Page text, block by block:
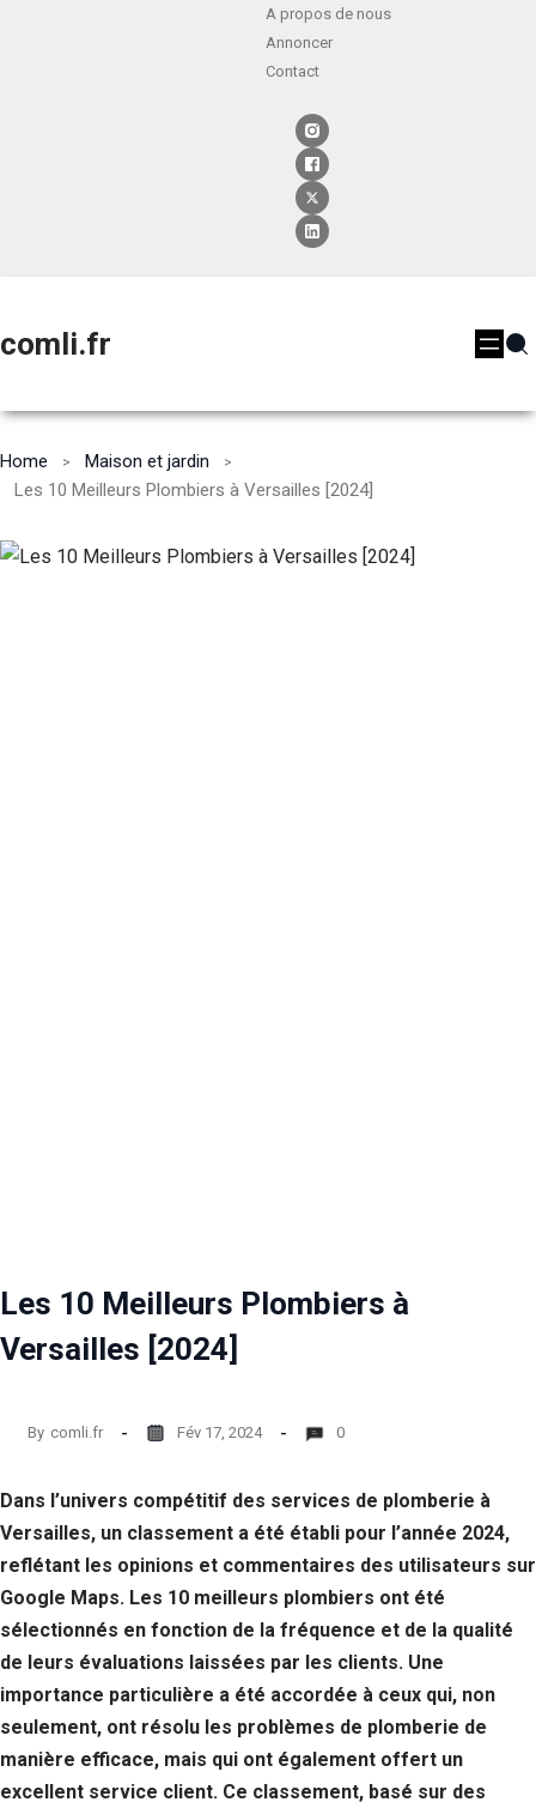
A propos de nous
Annoncer
Contact
comli.fr
Home
Maison et jardin
Les 10 Meilleurs Plombiers à Versailles [2024]
Les 10 Meilleurs Plombiers à
Versailles [2024]
By comli.fr Fév 17, 2024 0
Dans l’univers compétitif des services de plomberie à
Versailles, un classement a été établi pour l’année 2024,
reflétant les opinions et commentaires des utilisateurs sur
Google Maps. Les 10 meilleurs plombiers ont été
sélectionnés en fonction de la fréquence et de la qualité
de leurs évaluations laissées par les clients. Une
importance particulière a été accordée à ceux qui, non
seulement, ont résolu les problèmes de plomberie de
manière efficace, mais qui ont également offert un
excellent service client. Ce classement, basé sur des